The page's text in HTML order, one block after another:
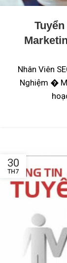
Nhân Viên
Nghiệm �
30
TH7